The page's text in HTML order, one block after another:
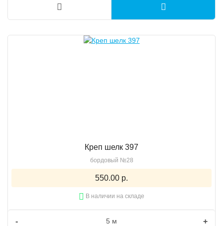
Креп шелк 397
бордовый №28
550.00 р.
В наличии на складе
- +